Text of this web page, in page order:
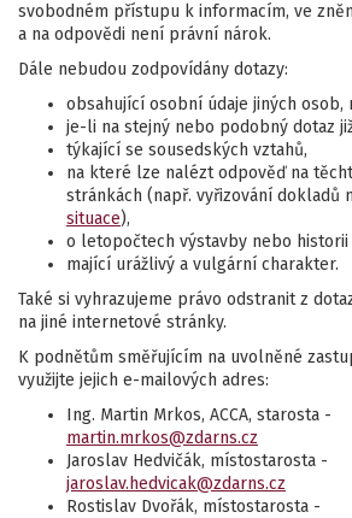
svobodném přístupu k informacím, ve
a na odpovědi není právní nárok.
Dále nebudou zodpovídány dotazy:
obsahující osobní údaje jiných osob,
je-li na stejný nebo podobný dotaz
týkající se sousedských vztahů,
na které lze nalézt odpověď na
stránkách (např. vyřizování dokladů
situace),
o letopočtech výstavby nebo historii
mající urážlivý a vulgární charakter.
Také si vyhrazujeme právo odstranit z
na jiné internetové stránky.
K podnětům směřujícím na uvolněné
využijte jejich e-mailových adres:
Ing. Martin Mrkos, ACCA, starosta -
martin.mrkos@zdarns.cz
Jaroslav Hedvičák, místostarosta -
jaroslav.hedvicak@zdarns.cz
Rostislav Dvořák, místostarosta -